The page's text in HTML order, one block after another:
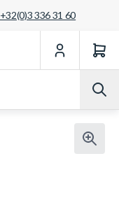
+32(0)3 336 31 60